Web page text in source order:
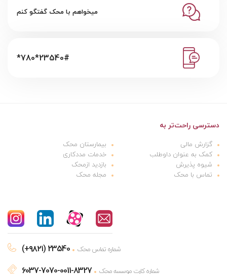
میخواهم با محک گفتگو کنم
*780*23540#
دسترسی راحت‌تر به
گزارش مالی
بیمارستان محک
کمک به عنوان داوطلب
خدمات مددکاری
شیوه پذیرش
بازدید ازمحک
تماس با محک
مجله محک
(+۹۸۲۱) 23540 شماره تماس محک
6037-7070-0011-8327 شماره کارت موسسه محک